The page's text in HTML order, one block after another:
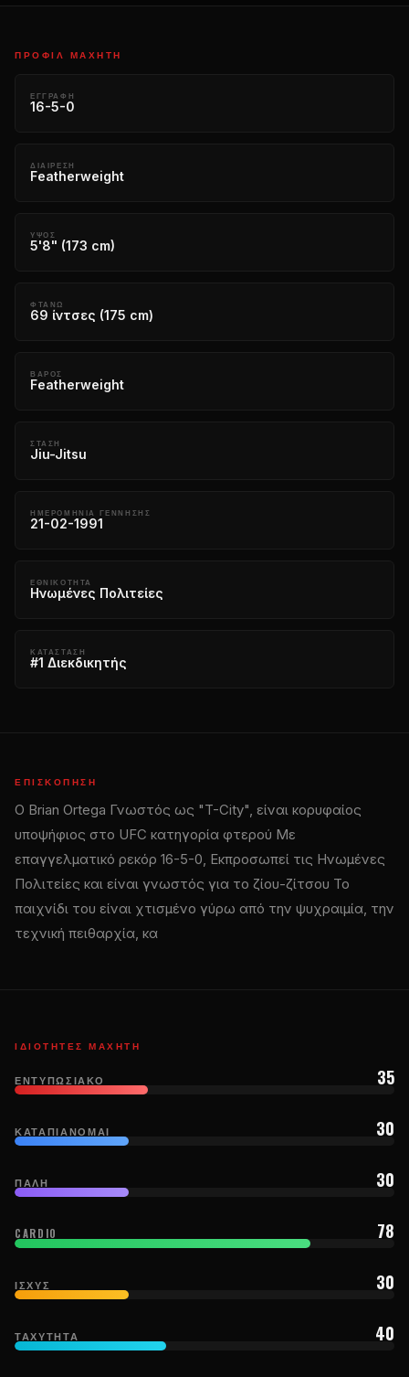
ΠΡΟΦΊΛ ΜΑΧΗΤΉ
ΕΓΓΡΑΦΉ
16-5-0
ΔΙΑΊΡΕΣΗ
Featherweight
ΎΨΟΣ
5'8" (173 cm)
ΦΤΆΝΩ
69 ίντσες (175 cm)
ΒΆΡΟΣ
Featherweight
ΣΤΆΣΗ
Jiu-Jitsu
ΗΜΕΡΟΜΗΝΊΑ ΓΈΝΝΗΣΗΣ
21-02-1991
ΕΘΝΙΚΌΤΗΤΑ
Ηνωμένες Πολιτείες
ΚΑΤΆΣΤΑΣΗ
#1 Διεκδικητής
ΕΠΙΣΚΌΠΗΣΗ
Ο Brian Ortega Γνωστός ως "T-City", είναι κορυφαίος
υποψήφιος στο UFC κατηγορία φτερού Με
επαγγελματικό ρεκόρ 16-5-0, Εκπροσωπεί τις Ηνωμένες
Πολιτείες και είναι γνωστός για το ζίου-ζίτσου Το
παιχνίδι του είναι χτισμένο γύρω από την ψυχραιμία, την
τεχνική πειθαρχία, κα
ΙΔΙΌΤΗΤΕΣ ΜΑΧΗΤΉ
ΕΝΤΥΠΩΣΙΑΚΌ 35
ΚΑΤΑΠΙΆΝΟΜΑΙ 30
ΠΆΛΗ 30
CARDIO 78
ΙΣΧΎΣ 30
ΤΑΧΎΤΗΤΑ 40